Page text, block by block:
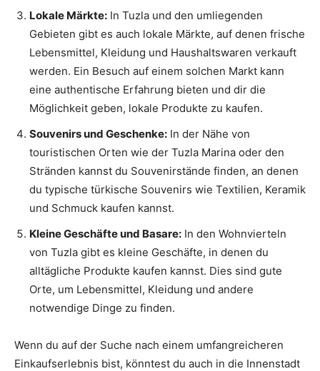
Lokale Märkte: In Tuzla und den umliegenden
Gebieten gibt es auch lokale Märkte, auf denen frische
Lebensmittel, Kleidung und Haushaltswaren verkauft
werden. Ein Besuch auf einem solchen Markt kann
eine authentische Erfahrung bieten und dir die
Möglichkeit geben, lokale Produkte zu kaufen.
Souvenirs und Geschenke: In der Nähe von
touristischen Orten wie der Tuzla Marina oder den
Stränden kannst du Souvenirstände finden, an denen
du typische türkische Souvenirs wie Textilien, Keramik
und Schmuck kaufen kannst.
Kleine Geschäfte und Basare: In den Wohnvierteln
von Tuzla gibt es kleine Geschäfte, in denen du
alltägliche Produkte kaufen kannst. Dies sind gute
Orte, um Lebensmittel, Kleidung und andere
notwendige Dinge zu finden.
Wenn du auf der Suche nach einem umfangreicheren
Einkaufserlebnis bist, könntest du auch in die Innenstadt